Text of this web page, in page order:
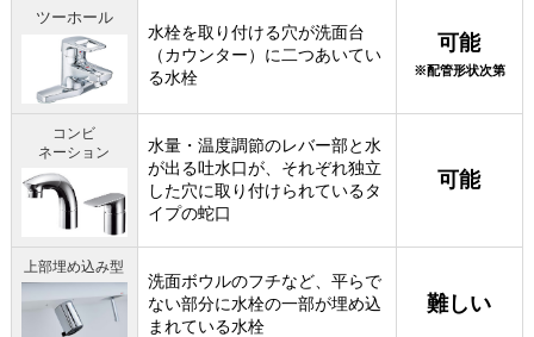
ツーホール
水栓を取り付ける穴が洗面台
（カウンター）に二つあいてい
る水栓
可能
※配管形状次第
コンビ
ネーション
水量・温度調節のレバー部と水
が出る吐水口が、それぞれ独立
した穴に取り付けられているタ
イプの蛇口
可能
上部埋め込み型
洗面ボウルのフチなど、平らで
ない部分に水栓の一部が埋め込
まれている水栓
難しい